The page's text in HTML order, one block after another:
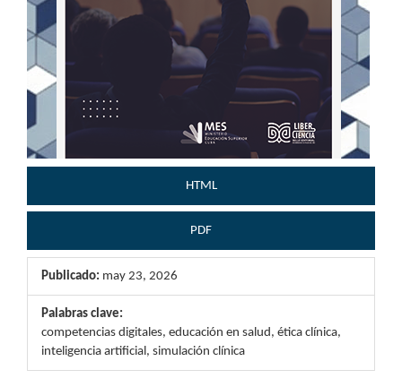
HTML
PDF
Publicado: may 23, 2026
Palabras clave:
competencias digitales, educación en salud, ética clínica,
inteligencia artificial, simulación clínica